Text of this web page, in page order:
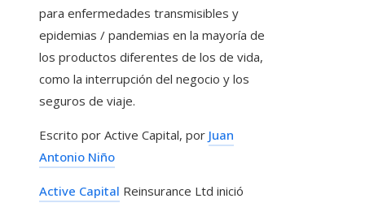
para enfermedades transmisibles y
epidemias / pandemias en la mayoría de
los productos diferentes de los de vida,
como la interrupción del negocio y los
seguros de viaje.
Escrito por Active Capital, por Juan
Antonio Niño
Active Capital Reinsurance Ltd inició